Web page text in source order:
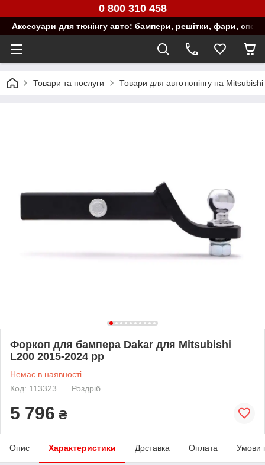
0 800 310 458
Аксесуари для тюнінгу авто: бампери, решітки, фари,
Товари та послуги Товари для автотюнінгу на Mitsubishi
Форкоп для бампера Dakar для Mitsubishi
L200 2015-2024 рр
Немає в наявності
Код: 113323
Роздріб
5 796 ₴
Опис Характеристики Доставка Оплата Умови